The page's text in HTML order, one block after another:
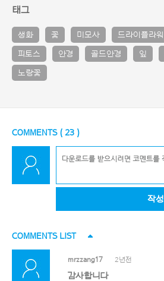
태그
생화 꽃 미모사 드라이플라워
피토스 안경 골드안경 잎
노랑꽃
COMMENTS ( 23 )
작성
COMMENTS LIST
mrzzang17 2년전
감사합니다